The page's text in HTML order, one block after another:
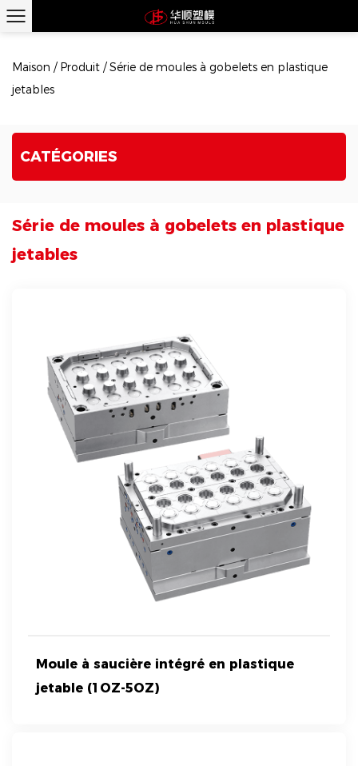
Maison / Produit /Série de moules à gobelets en plastique
jetables
CATÉGORIES
Série de moules à gobelets en plastique
jetables
Moule à saucière intégré en plastique
jetable (1OZ-5OZ)